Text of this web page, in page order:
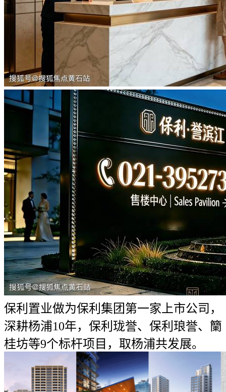
保利置业做为保利集团第一家上市公司，
深耕杨浦10年，保利珑誉、保利琅誉、籣
桂坊等9个标杆项目，取杨浦共发展。